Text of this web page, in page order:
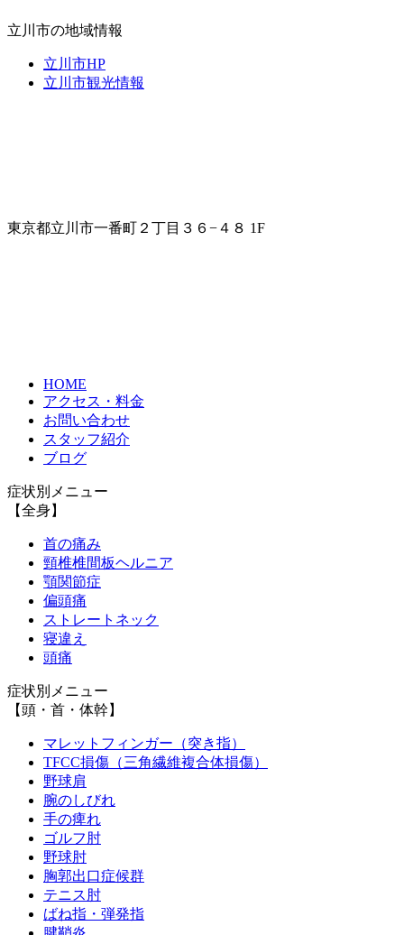
立川市の地域情報
立川市HP
立川市観光情報
東京都立川市一番町２丁目３６−４８ 1F
HOME
アクセス・料金
お問い合わせ
スタッフ紹介
ブログ
症状別メニュー
【全身】
首の痛み
頸椎椎間板ヘルニア
顎関節症
偏頭痛
ストレートネック
寝違え
頭痛
症状別メニュー
【頭・首・体幹】
マレットフィンガー（突き指）
TFCC損傷（三角繊維複合体損傷）
野球肩
腕のしびれ
手の痺れ
ゴルフ肘
野球肘
胸郭出口症候群
テニス肘
ばね指・弾発指